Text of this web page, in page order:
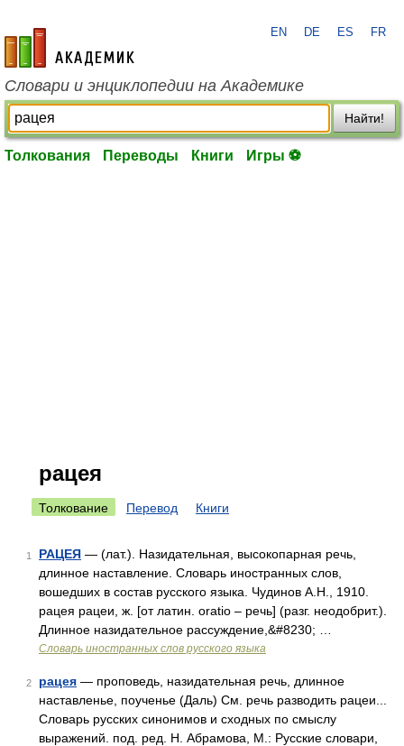
academic.ru
EN DE ES FR
Словари и энциклопедии на Академике
Найти!
Толкования Переводы Книги Игры ⚽
рацея
Толкование Перевод Книги
1 РАЦЕЯ — (лат.). Назидательная, высокопарная речь,
длинное наставление. Словарь иностранных слов,
вошедших в состав русского языка. Чудинов А.Н., 1910.
рацея рацеи, ж. [от латин. oratio – речь] (разг. неодобрит.).
Длинное назидательное рассуждение,&#8230; …
Словарь иностранных слов русского языка
2 рацея — проповедь, назидательная речь, длинное
наставленье, поученье (Даль) См. речь разводить рацеи...
Словарь русских синонимов и сходных по смыслу
выражений. под. ред. Н. Абрамова, М.: Русские словари,